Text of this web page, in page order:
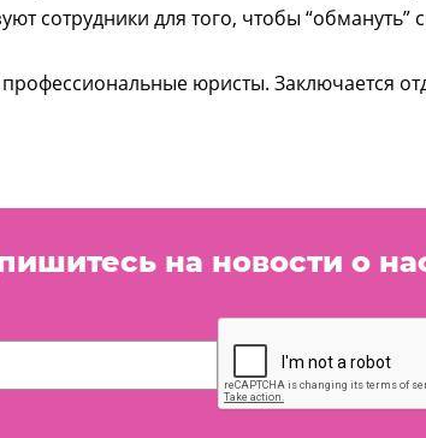
сотрудники для того, чтобы “обмануть”
профессиональные юристы. Заключается
на новости о